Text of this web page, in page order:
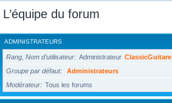
L’équipe du forum
ADMINISTRATEURS
Rang, Nom d’utilisateur Administrateur ClassicGuitare
Groupe par défaut
Administrateurs
Modérateur
Tous les forums